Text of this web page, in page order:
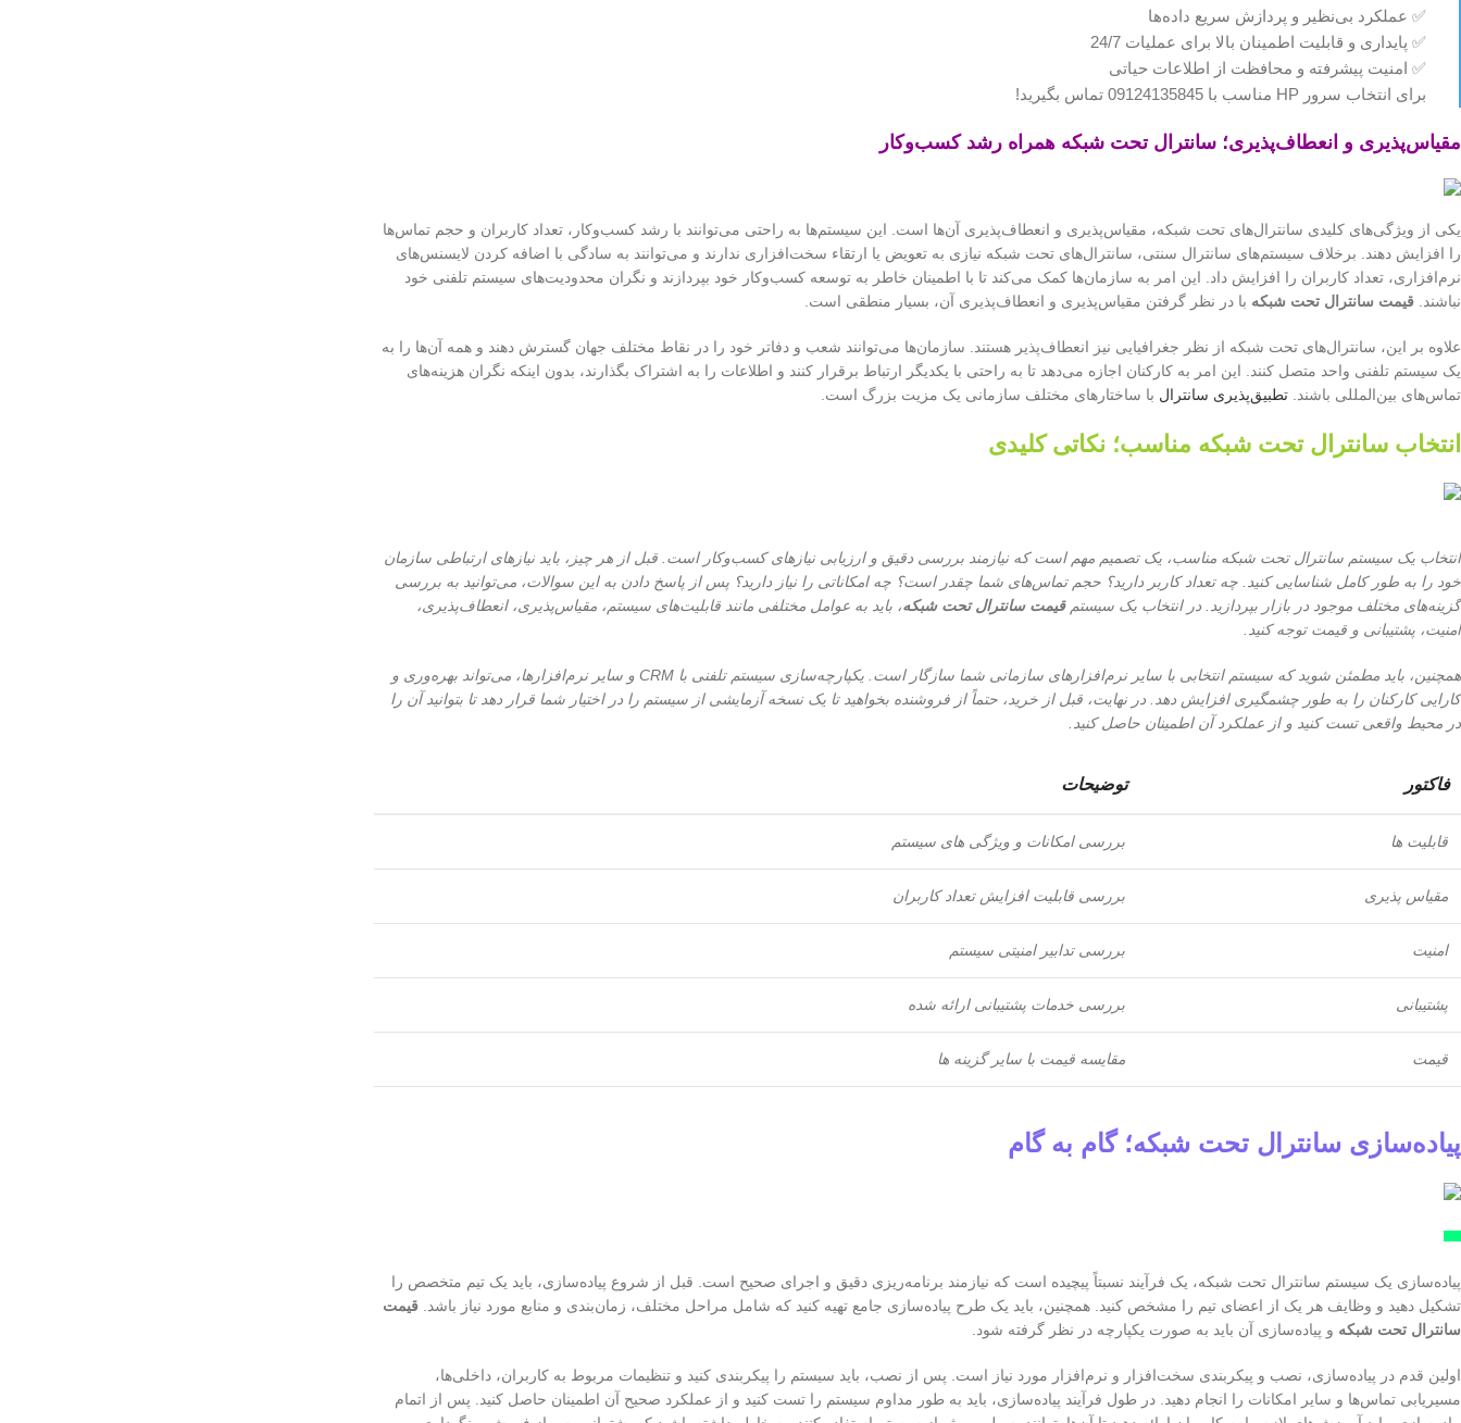
✅ عملکرد بی‌نظیر و پردازش سریع داده‌ها
✅ پایداری و قابلیت اطمینان بالا برای عملیات 24/7
✅ امنیت پیشرفته و محافظت از اطلاعات حیاتی
برای انتخاب سرور HP مناسب با 09124135845 تماس بگیرید!
مقیاس‌پذیری و انعطاف‌پذیری؛ سانترال تحت شبکه همراه رشد کسب‌وکار
یکی از ویژگی‌های کلیدی سانترال‌های تحت شبکه، مقیاس‌پذیری و انعطاف‌پذیری آن‌ها است. این سیستم‌ها به راحتی می‌توانند با رشد کسب‌وکار، تعداد کاربران و حجم تماس‌ها
را افزایش دهند. برخلاف سیستم‌های سانترال سنتی، سانترال‌های تحت شبکه نیازی به تعویض یا ارتقاء سخت‌افزاری ندارند و می‌توانند به سادگی با اضافه کردن لایسنس‌های
نرم‌افزاری، تعداد کاربران را افزایش داد. این امر به سازمان‌ها کمک می‌کند تا با اطمینان خاطر به توسعه کسب‌وکار خود بپردازند و نگران محدودیت‌های سیستم تلفنی خود
نباشند. قیمت سانترال تحت شبکه با در نظر گرفتن مقیاس‌پذیری و انعطاف‌پذیری آن، بسیار منطقی است.
علاوه بر این، سانترال‌های تحت شبکه از نظر جغرافیایی نیز انعطاف‌پذیر هستند. سازمان‌ها می‌توانند شعب و دفاتر خود را در نقاط مختلف جهان گسترش دهند و همه آن‌ها را به
یک سیستم تلفنی واحد متصل کنند. این امر به کارکنان اجازه می‌دهد تا به راحتی با یکدیگر ارتباط برقرار کنند و اطلاعات را به اشتراک بگذارند، بدون اینکه نگران هزینه‌های
تماس‌های بین‌المللی باشند. تطبیق‌پذیری سانترال با ساختارهای مختلف سازمانی یک مزیت بزرگ است.
انتخاب سانترال تحت شبکه مناسب؛ نکاتی کلیدی
انتخاب یک سیستم سانترال تحت شبکه مناسب، یک تصمیم مهم است که نیازمند بررسی دقیق و ارزیابی نیازهای کسب‌وکار است. قبل از هر چیز، باید نیازهای ارتباطی سازمان
خود را به طور کامل شناسایی کنید. چه تعداد کاربر دارید؟ حجم تماس‌های شما چقدر است؟ چه امکاناتی را نیاز دارید؟ پس از پاسخ دادن به این سوالات، می‌توانید به بررسی
گزینه‌های مختلف موجود در بازار بپردازید. در انتخاب یک سیستمقیمت سانترال تحت شبکه، باید به عوامل مختلفی مانند قابلیت‌های سیستم، مقیاس‌پذیری، انعطاف‌پذیری،
امنیت، پشتیبانی و قیمت توجه کنید.
همچنین، باید مطمئن شوید که سیستم انتخابی با سایر نرم‌افزارهای سازمانی شما سازگار است. یکپارچه‌سازی سیستم تلفنی با CRM و سایر نرم‌افزارها، می‌تواند بهره‌وری و
کارایی کارکنان را به طور چشمگیری افزایش دهد. در نهایت، قبل از خرید، حتماً از فروشنده بخواهید تا یک نسخه آزمایشی از سیستم را در اختیار شما قرار دهد تا بتوانید آن را
در محیط واقعی تست کنید و از عملکرد آن اطمینان حاصل کنید.
فاکتور توضیحات
قابلیت ها بررسی امکانات و ویژگی های سیستم
مقیاس پذیری بررسی قابلیت افزایش تعداد کاربران
امنیت بررسی تدابیر امنیتی سیستم
پشتیبانی بررسی خدمات پشتیبانی ارائه شده
قیمت مقایسه قیمت با سایر گزینه ها
پیاده‌سازی سانترال تحت شبکه؛ گام به گام
پیاده‌سازی یک سیستم سانترال تحت شبکه، یک فرآیند نسبتاً پیچیده است که نیازمند برنامه‌ریزی دقیق و اجرای صحیح است. قبل از شروع پیاده‌سازی، باید یک تیم متخصص را
تشکیل دهید و وظایف هر یک از اعضای تیم را مشخص کنید. همچنین، باید یک طرح پیاده‌سازی جامع تهیه کنید که شامل مراحل مختلف، زمان‌بندی و منابع مورد نیاز باشد. قیمت
سانترال تحت شبکه و پیاده‌سازی آن باید به صورت یکپارچه در نظر گرفته شود.
اولین قدم در پیاده‌سازی، نصب و پیکربندی سخت‌افزار و نرم‌افزار مورد نیاز است. پس از نصب، باید سیستم را پیکربندی کنید و تنظیمات مربوط به کاربران، داخلی‌ها،
مسیریابی تماس‌ها و سایر امکانات را انجام دهید. در طول فرآیند پیاده‌سازی، باید به طور مداوم سیستم را تست کنید و از عملکرد صحیح آن اطمینان حاصل کنید. پس از اتمام